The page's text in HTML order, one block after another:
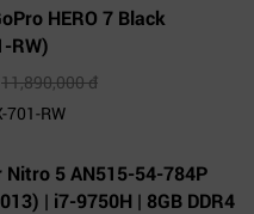
HERO 7 Black
RW)
11,890,000 đ
701-RW
Nitro 5 AN515-54-784P
| i7-9750H | 8GB DDR4